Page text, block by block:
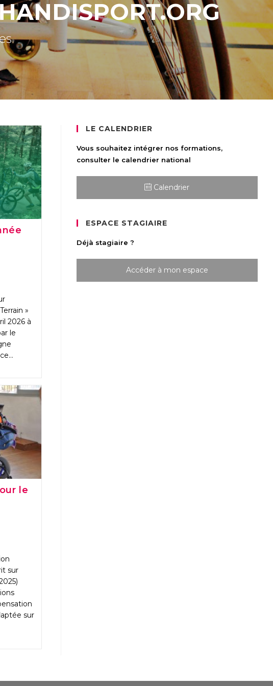
»
2026 à
le
le
sur
sur
LE CALENDRIER
Vous souhaitez intégrer nos formations,
consulter le calendrier national
Calendrier
ESPACE STAGIAIRE
Déjà stagiaire ?
Accéder à mon espace